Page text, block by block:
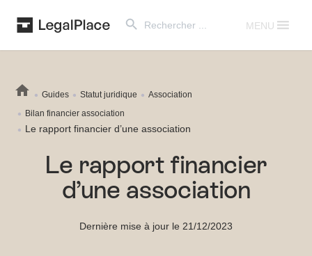
for:
MENU
Guides Statut juridique
Association
Bilan financier association
Le rapport financier d’une association
Le rapport financier
d’une association
Dernière mise à jour le 21/12/2023